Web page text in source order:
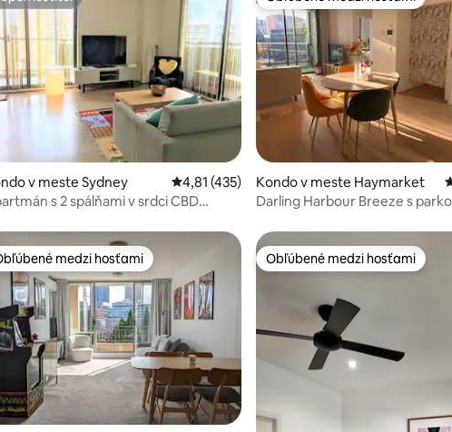
4,96 z 5, počet hodnotení: 141
v meste Sydney Priemerné ohodnotenie 4,81 z 5, počet
4,81 (435)
s 2 spálňami v srdci CBD
Obľúbené medzi hosťami
Kondo v meste Haymarket
Darling Harbour Breeze s
4,88 z 5, počet hodnotení: 196
medzi hosťami
medzi hosťami Obľúbené medzi hosťami
Obľúbené medzi hosťami